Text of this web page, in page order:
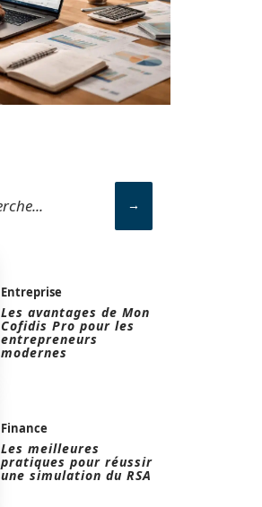
Entreprise
Les avantages de Mon
Cofidis Pro pour les
entrepreneurs
modernes
Finance
Les meilleures
pratiques pour réussir
une simulation du RSA